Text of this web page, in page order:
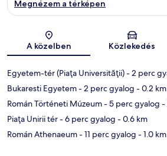
Térkép
Megnézem a térképen
A közelben Közlekedés
Egyetem-tér (Piaţa Universităţii)- 2 perc
Bukaresti Egyetem- 2 perc gyalog - 0.2 km
Román Történeti Múzeum- 5 perc gyalog -
Piaţa Unirii tér- 6 perc gyalog - 0.6 km
Román Athenaeum- 11 perc gyalog - 1.0 km